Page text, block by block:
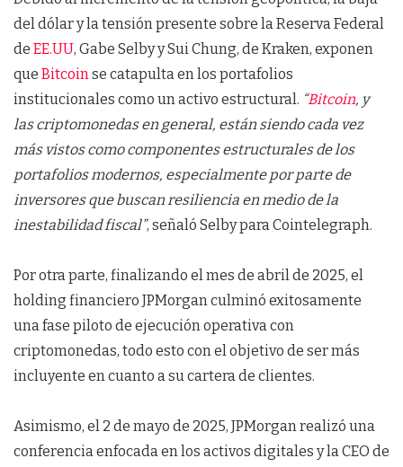
del dólar y la tensión presente sobre la Reserva Federal
de EE.UU, Gabe Selby y Sui Chung, de Kraken, exponen
que Bitcoinse catapulta en los portafolios
institucionales como un activo estructural. “Bitcoin, y
las criptomonedas en general, están siendo cada vez
más vistos como componentes estructurales de los
portafolios modernos, especialmente por parte de
inversores que buscan resiliencia en medio de la
inestabilidad fiscal”, señaló Selby para Cointelegraph.
Por otra parte, finalizando el mes de abril de 2025, el
holding financiero JPMorgan culminó exitosamente
una fase piloto de ejecución operativa con
criptomonedas, todo esto con el objetivo de ser más
incluyente en cuanto a su cartera de clientes.
Asimismo, el 2 de mayo de 2025, JPMorgan realizó una
conferencia enfocada en los activos digitales y la CEO de